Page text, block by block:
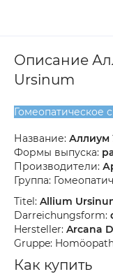
Описание
Ursinum
Гомеопатическое
Название: Аллиум
Формы выпуска:
Производители:
Группа:
Titel: Allium
Darreichungsform:
Hersteller: Arcana
Gruppe:
Как купить